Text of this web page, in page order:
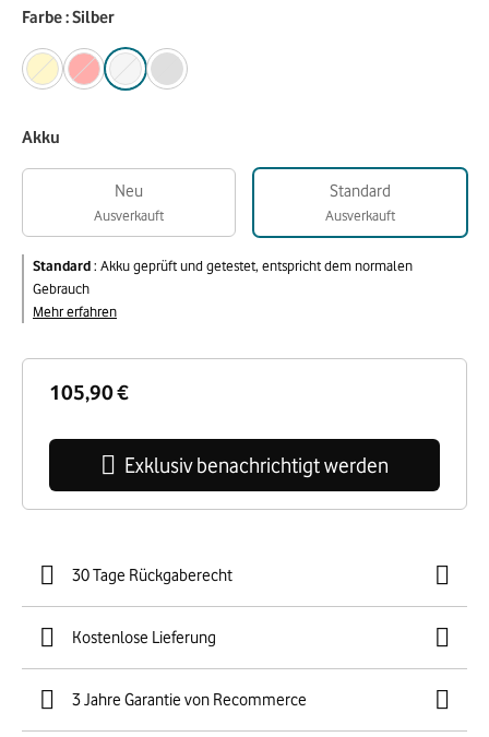
105,90 €
Exklusiv benachrichtigt werden
Farbe : Silber
Akku
Neu
Ausverkauft
Standard
Ausverkauft
Standard: Akku geprüft und getestet, entspricht dem normalen
Gebrauch
Mehr erfahren
30 Tage Rückgaberecht
Kostenlose Lieferung
3 Jahre Garantie von Recommerce